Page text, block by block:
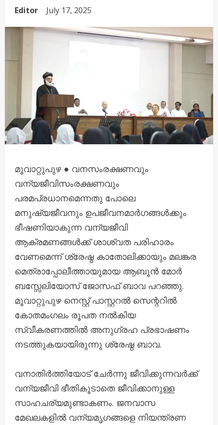
Editor July 17, 2025
മൂവാറ്റുപുഴ ● വനസംരക്ഷണവും
വന്യജീവിസംരക്ഷണവും
പരമപ്രധാനമെന്നതു പോലെ
മനുഷ്യജീവനും ഉപജീവനമാർഗങ്ങൾക്കും
ഭീഷണിയാകുന്ന വന്യജീവി
ആക്രമണങ്ങൾക്ക് ശാശ്വത പരിഹാരം
വേണമെന്ന് ശ്രേഷ്ഠ കാതോലിക്കായും മലങ്കര
മെത്രാപ്പോലീത്തായുമായ ആബൂൻ മോർ
ബസ്സേലിയോസ് ജോസഫ് ബാവ പറഞ്ഞു.
മൂവാറ്റുപുഴ നെസ്റ്റ് പാസ്റ്ററൽ സെന്ററിൽ
കോതമംഗലം രൂപത നൽകിയ
സ്വീകരണത്തിൽ അനുഗ്രഹ പ്രഭാഷണം
നടത്തുകയായിരുന്നു ശ്രേഷ്ഠ ബാവ.
വനാതിര്‍ത്തിയോട് ചേര്‍ന്നു ജീവിക്കുന്നവർക്ക്
വന്യജീവി ഭീതികൂടാതെ ജീവിക്കാനുള്ള
സാഹചര്യമുണ്ടാകണം. ജനവാസ
മേഖലകളിൽ വന്യമൃഗങ്ങളെ നിയന്ത്രണ